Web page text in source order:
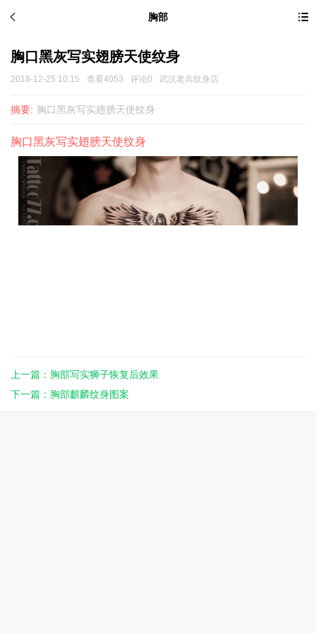
胸部
胸口黑灰写实翅膀天使纹身
2018-12-25 10:15 查看4053 评论0 武汉老兵纹身店
摘要: 胸口黑灰写实翅膀天使纹身
胸口黑灰写实翅膀天使纹身
上一篇：胸部写实狮子恢复后效果
下一篇：胸部麒麟纹身图案